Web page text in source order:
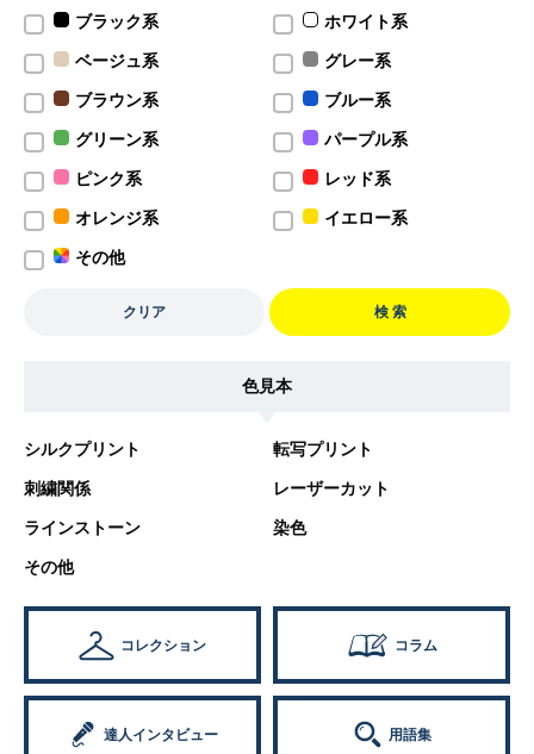
ブラック系 ホワイト系
ベージュ系 グレー系
ブラウン系 ブルー系
グリーン系 パープル系
ピンク系 レッド系
オレンジ系 イエロー系
その他
クリア 検 索
色見本
シルクプリント 転写プリント
刺繍関係 レーザーカット
ラインストーン 染色
その他
コレクション コラム
達人インタビュー 用語集